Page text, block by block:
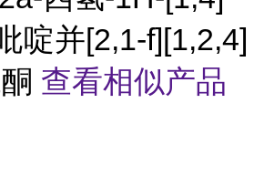
啶并[2,1-f][1,2,4]
查看相似产品